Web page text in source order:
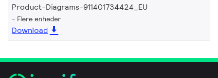
Product-Diagrams-911401734424_EU
Flere enheder
Download